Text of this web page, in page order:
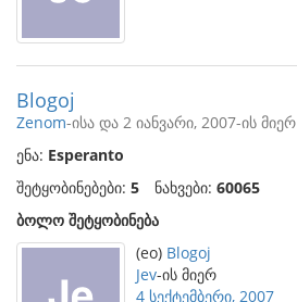
Blogoj
Zenom-ისა და 2 იანვარი, 2007-ის მიერ
ენა: Esperanto
შეტყობინებები: 5 ნახვები: 60065
ბოლო შეტყობინება
(eo) Blogoj
Jev-ის მიერ
4 სექტემბერი, 2007